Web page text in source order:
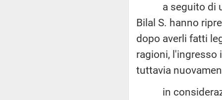
a seguito di un
Bilal S. hanno
dopo averli fatti
ragioni, l'ingresso
tuttavia
in